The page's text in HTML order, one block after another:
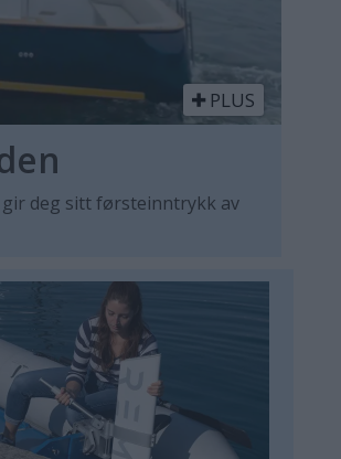
PLUS
deg sitt førsteinntrykk av